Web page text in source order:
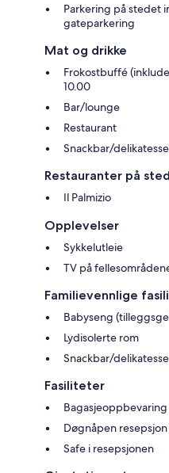
Parkering på stedet
gateparkering
Mat og drikke
Frokostbuffé
10.00
Bar/lounge
Restaurant
Snackbar/
Restauranter på
Il Palmizio
Opplevelser
Sykkelutleie
TV på
Familievennlige
Babyseng
Lydisolerte rom
Snackbar/
Fasiliteter
Bagasjeoppbevaring
Døgnåpen resepsjon
Safe i resepsjonen